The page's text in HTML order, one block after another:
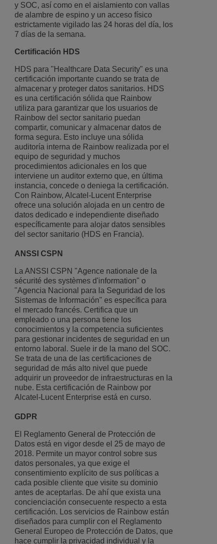
y SOC, así como en el aislamiento con vallas
de alambre de espino y un acceso físico
estrictamente vigilado las 24 horas del día, los
7 días de la semana.
Certificación HDS
HDS para "Healthcare Data Security" es una
certificación importante cuando se trata de
almacenar y proteger datos sanitarios. HDS
es una certificación sólida que Rainbow
utiliza para garantizar que los usuarios de
Rainbow del sector sanitario puedan
compartir, comunicar y almacenar datos de
forma segura. Esto incluye una sólida
auditoría interna de Rainbow realizada por el
equipo de seguridad y muchos
procedimientos adicionales en los que
interviene un auditor externo que, en última
instancia, concede o deniega la certificación.
Con Rainbow, Alcatel-Lucent Enterprise
ofrece una solución alojada en un centro de
datos dedicado e independiente diseñado
específicamente para alojar datos sensibles
del sector sanitario (HDS en Francia).
ANSSI CSPN
La ANSSI CSPN "Agence nationale de la
sécurité des systèmes d'information" o
"Agencia Nacional para la Seguridad de los
Sistemas de Información" es específica para
el mercado francés. Certifica que un
empleado o una persona tiene los
conocimientos y la competencia suficientes
para gestionar incidentes de seguridad en un
entorno laboral. Suele ir de la mano del SOC.
Se trata de una de las certificaciones de
seguridad de más alto nivel que puede
adquirir un proveedor de infraestructuras en la
nube. Esta certificación de Rainbow por
Alcatel-Lucent Enterprise está en curso.
GDPR
El Reglamento General de Protección de
Datos está en vigor desde el 25 de mayo de
2018. Permite un mayor control sobre sus
datos personales, ya que exige el
consentimiento explícito de sus políticas a
cada posible cliente que visite su dominio
antes de aceptarlas. De ahí que exista una
concienciación consecuente respecto a esta
certificación. Los servicios de Rainbow están
diseñados para cumplir con el Reglamento
General Europeo de Protección de Datos, que
hace cumplir la privacidad individual y la